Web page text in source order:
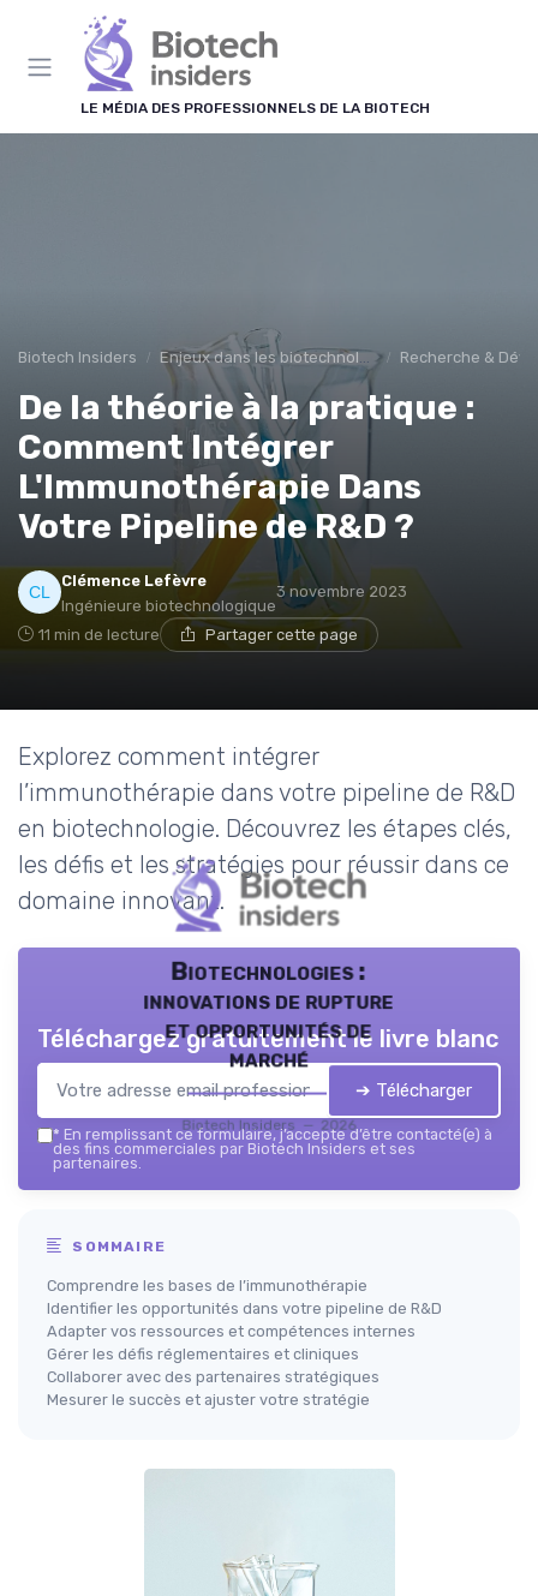
LE MÉDIA DES PROFESSIONNELS DE LA BIOTECH
Biotech Insiders Enjeux dans les biotechnologies Recherche &
De la théorie à la pratique :
Comment Intégrer
L'Immunothérapie Dans
Votre Pipeline de R&D ?
Clémence Lefèvre
Ingénieure biotechnologique
3 novembre 2023
11 min de lecture Partager cette page
Explorez comment intégrer
l’immunothérapie dans votre pipeline de R&D
en biotechnologie. Découvrez les étapes clés,
les défis et les stratégies pour réussir dans ce
domaine innovant.
Biotechnologies :
innovations de rupture
et opportunités de
marché
Biotech Insiders — 2026
Téléchargez gratuitement le livre blanc
➔ Télécharger
* En remplissant ce formulaire, j’accepte d’être contacté(e) à
des fins commerciales par Biotech Insiders et ses
partenaires.
SOMMAIRE
Comprendre les bases de l’immunothérapie
Identifier les opportunités dans votre pipeline de R&D
Adapter vos ressources et compétences internes
Gérer les défis réglementaires et cliniques
Collaborer avec des partenaires stratégiques
Mesurer le succès et ajuster votre stratégie
Panneau de gestion des cookies